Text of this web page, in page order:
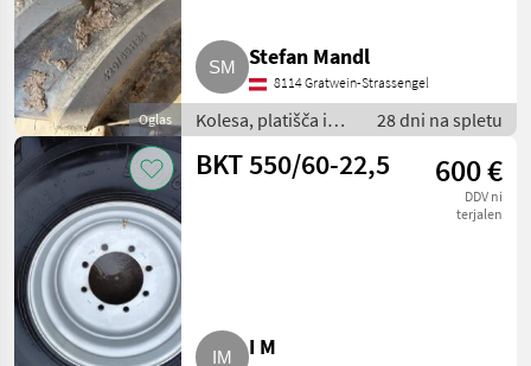
Oglas
Stefan Mandl
8114 Gratwein-Strassengel
Kolesa, platišča in
pnevmatike /
Pnevmatika za
28 dni na spletu
BKT 550/60-22,5 600 €
DDV ni
terjalen
I M